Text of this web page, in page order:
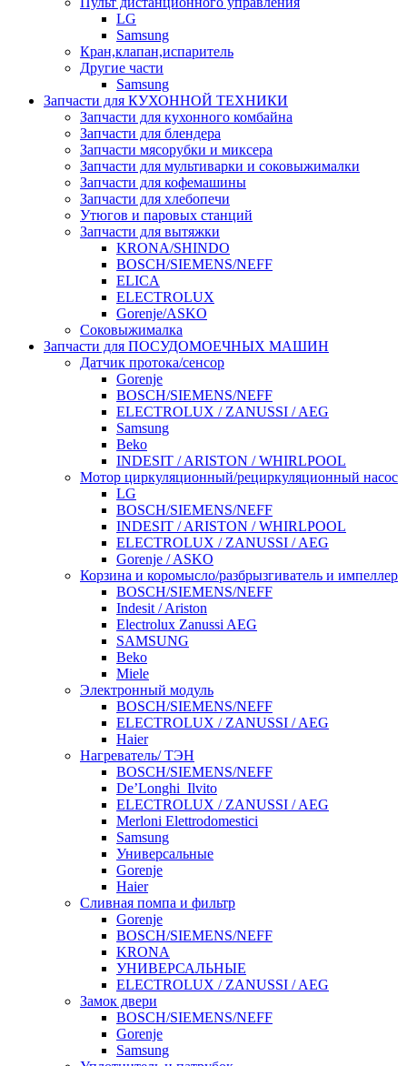
LG
Samsung
Кран,клапан,испаритель
Другие части
Samsung
Запчасти для КУХОННОЙ ТЕХНИКИ
Запчасти для кухонного комбайна
Запчасти для блендера
Запчасти мясорубки и миксера
Запчасти для мультиварки и соковыжималки
Запчасти для кофемашины
Запчасти для хлебопечи
Утюгов и паровых станций
Запчасти для вытяжки
KRONA/SHINDO
BOSCH/SIEMENS/NEFF
ELICA
ELECTROLUX
Gorenje/ASKO
Соковыжималка
Запчасти для ПОСУДОМОЕЧНЫХ МАШИН
Датчик протока/сенсор
Gorenje
BOSCH/SIEMENS/NEFF
ELECTROLUX / ZANUSSI / AEG
Samsung
Beko
INDESIT / ARISTON / WHIRLPOOL
Мотор циркуляционный/рециркуляционный насос
LG
BOSCH/SIEMENS/NEFF
INDESIT / ARISTON / WHIRLPOOL
ELECTROLUX / ZANUSSI / AEG
Gorenje / ASKO
Корзина и коромысло/разбрызгиватель и импеллер
BOSCH/SIEMENS/NEFF
Indesit / Ariston
Electrolux Zanussi AEG
SAMSUNG
Beko
Miele
Электронный модуль
BOSCH/SIEMENS/NEFF
ELECTROLUX / ZANUSSI / AEG
Haier
Нагреватель/ ТЭН
BOSCH/SIEMENS/NEFF
De’Longhi_Ilvito
ELECTROLUX / ZANUSSI / AEG
Merloni Elettrodomestici
Samsung
Универсальные
Gorenje
Haier
Сливная помпа и фильтр
Gorenje
BOSCH/SIEMENS/NEFF
KRONA
УНИВЕРСАЛЬНЫЕ
ELECTROLUX / ZANUSSI / AEG
Замок двери
BOSCH/SIEMENS/NEFF
Gorenje
Samsung